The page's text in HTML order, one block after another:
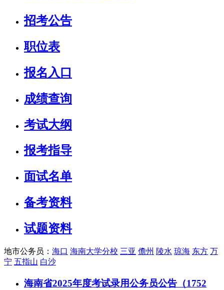
招考公告
职位表
报名入口
成绩查询
考试大纲
报考指导
面试名单
备考资料
试题资料
地市公务员： 海口 海南大学分校 三亚 儋州 陵水 琼海 东方 万
宁 五指山 白沙
海南省2025年度考试录用公务员公告（1752